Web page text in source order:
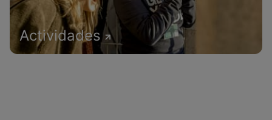
Actividades